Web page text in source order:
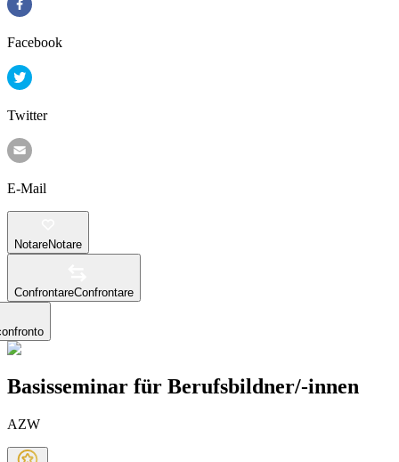
Facebook
Twitter
E-Mail
NotareNotare
ConfrontareConfrontare
Basisseminar für Berufsbildner/-innen
AZW